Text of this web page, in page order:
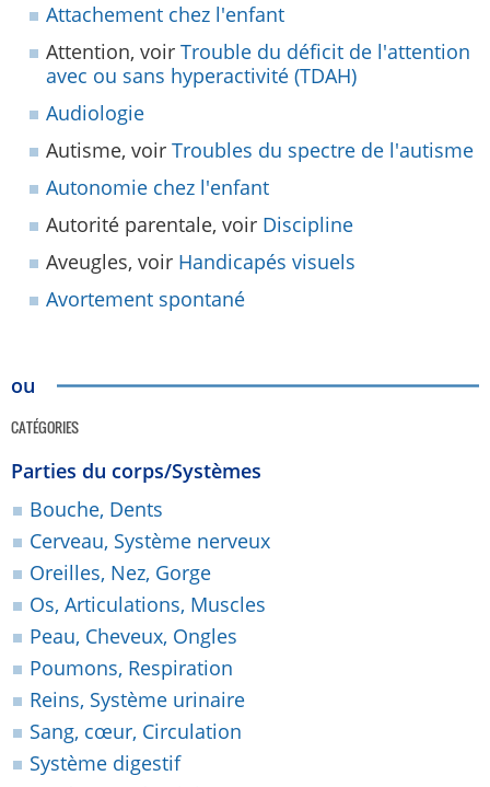
Attachement chez l'enfant
Attention, voir Trouble du déficit de l'attention
avec ou sans hyperactivité (TDAH)
Audiologie
Autisme, voir Troubles du spectre de l'autisme
Autonomie chez l'enfant
Autorité parentale, voir Discipline
Aveugles, voir Handicapés visuels
Avortement spontané
ou
CATÉGORIES
Parties du corps/Systèmes
Bouche, Dents
Cerveau, Système nerveux
Oreilles, Nez, Gorge
Os, Articulations, Muscles
Peau, Cheveux, Ongles
Poumons, Respiration
Reins, Système urinaire
Sang, cœur, Circulation
Système digestif